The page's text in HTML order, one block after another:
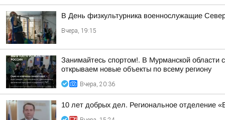
В День физкультурника военнослужащие
Вчера, 19:15
Занимайтесь спортом!. В Мурманской области
открываем новые объекты по всему региону
Вчера, 20:36
10 лет добрых дел. Региональное отделение